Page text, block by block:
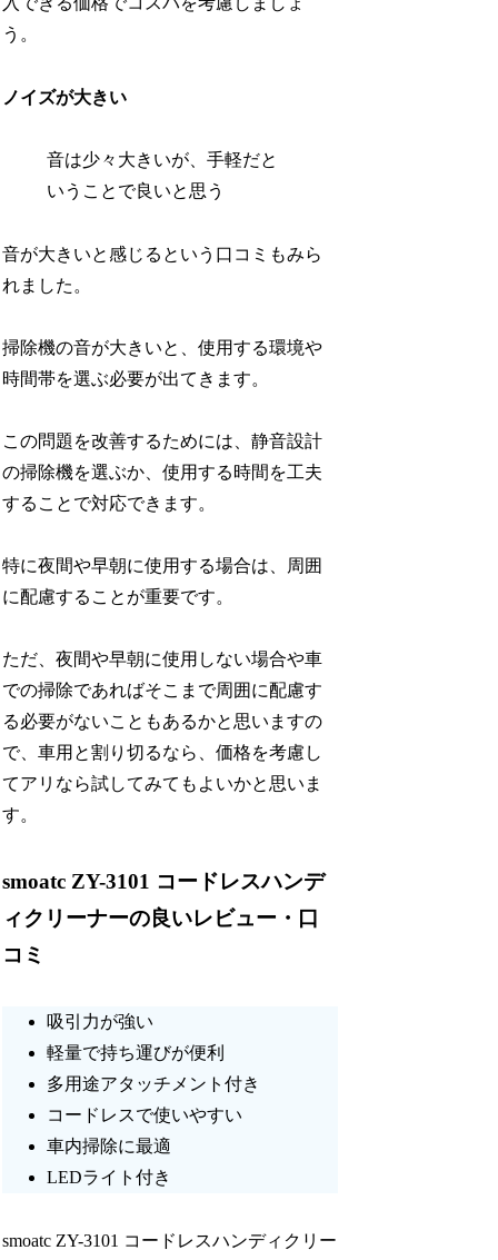
う。
ノイズが大きい
音は少々大きいが、手軽だと
いうことで良いと思う
音が大きいと感じるという口コミもみら
れました。
掃除機の音が大きいと、使用する環境や
時間帯を選ぶ必要が出てきます。
この問題を改善するためには、静音設計
の掃除機を選ぶか、使用する時間を工夫
することで対応できます。
特に夜間や早朝に使用する場合は、周囲
に配慮することが重要です。
ただ、夜間や早朝に使用しない場合や車
での掃除であればそこまで周囲に配慮す
る必要がないこともあるかと思いますの
で、車用と割り切るなら、価格を考慮し
てアリなら試してみてもよいかと思いま
す。
smoatc ZY-3101 コードレスハンデ
ィクリーナーの良いレビュー・口
コミ
吸引力が強い
軽量で持ち運びが便利
多用途アタッチメント付き
コードレスで使いやすい
車内掃除に最適
LEDライト付き
smoatc ZY-3101 コードレスハンディクリー